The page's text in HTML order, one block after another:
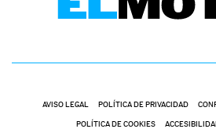
AVISO LEGAL POLÍTICA DE PRIVACIDAD
POLÍTICA DE COOKIES